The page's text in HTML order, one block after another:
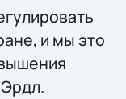
и мы это